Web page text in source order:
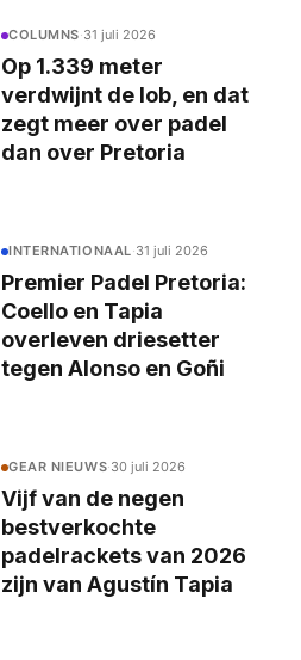
COLUMNS·31 juli 2026
Op 1.339 meter
verdwijnt de lob, en dat
zegt meer over padel
dan over Pretoria
INTERNATIONAAL·31 juli 2026
Premier Padel Pretoria:
Coello en Tapia
overleven driesetter
tegen Alonso en Goñi
GEAR NIEUWS·30 juli 2026
Vijf van de negen
bestverkochte
padelrackets van 2026
zijn van Agustín Tapia